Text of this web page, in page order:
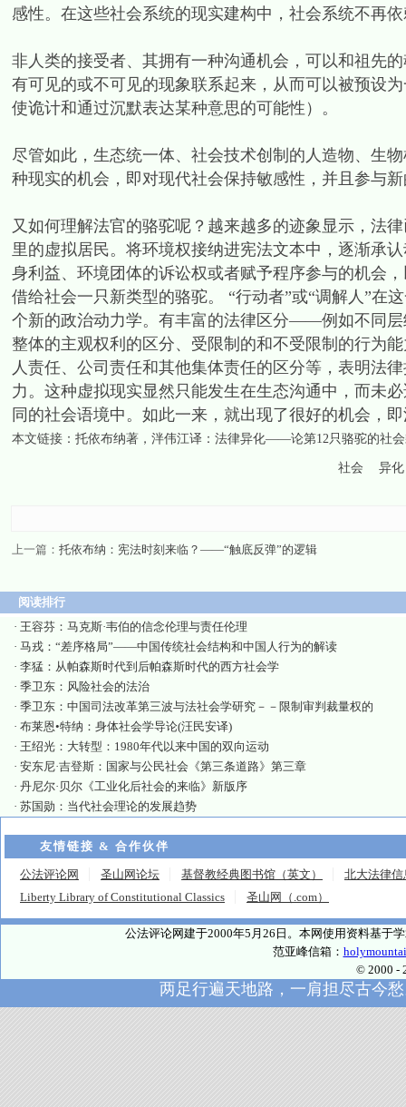
感性。在这些社会系统的现实建构中，社会系统不再
非人类的接受者、其拥有一种沟通机会，可以和祖先
有可见的或不可见的现象联系起来，从而可以被预设
使诡计和通过沉默表达某种意思的可能性）。
尽管如此，生态统一体、社会技术创制的人造物、生
种现实的机会，即对现代社会保持敏感性，并且参与
又如何理解法官的骆驼呢？越来越多的迹象显示，法
里的虚拟居民。将环境权接纳进宪法文本中，逐渐承
身利益、环境团体的诉讼权或者赋予程序参与的机会
借给社会一只新类型的骆驼。 “行动者”或“调解人”在
个新的政治动力学。有丰富的法律区分——例如不同
整体的主观权利的区分、受限制的和不受限制的行为
人责任、公司责任和其他集体责任的区分等，表明法
力。这种虚拟现实显然只能发生在生态沟通中，而未
同的社会语境中。如此一来，就出现了很好的机会，
本文链接： 托依布纳著，泮伟江译：法律异化——论第12只骆驼的社
社会 异化
上一篇： 托依布纳：宪法时刻来临？——“触底反弹”的逻辑
阅读排行
· 王容芬：马克斯·韦伯的信念伦理与责任伦理
· 马戎：“差序格局”——中国传统社会结构和中国人行为的解读
· 李猛：从帕森斯时代到后帕森斯时代的西方社会学
· 季卫东：风险社会的法治
· 季卫东：中国司法改革第三波与法社会学研究－－限制审判裁量权的
· 布莱恩•特纳：身体社会学导论(汪民安译)
· 王绍光：大转型：1980年代以来中国的双向运动
· 安东尼·吉登斯：国家与公民社会《第三条道路》第三章
· 丹尼尔·贝尔《工业化后社会的来临》新版序
· 苏国勋：当代社会理论的发展趋势
友情链接 & 合作伙伴
公法评论网 圣山网论坛 基督教经典图书馆（英文）
北大法律信
Liberty Library of Constitutional Classics
圣山网（.com）
公法评论网建于2000年5月26日。本网使用资料基于
范亚峰信箱：
© 2000 -
两足行遍天地路，一肩担尽古今